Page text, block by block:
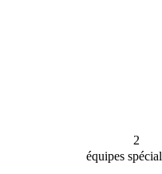
2
équipes